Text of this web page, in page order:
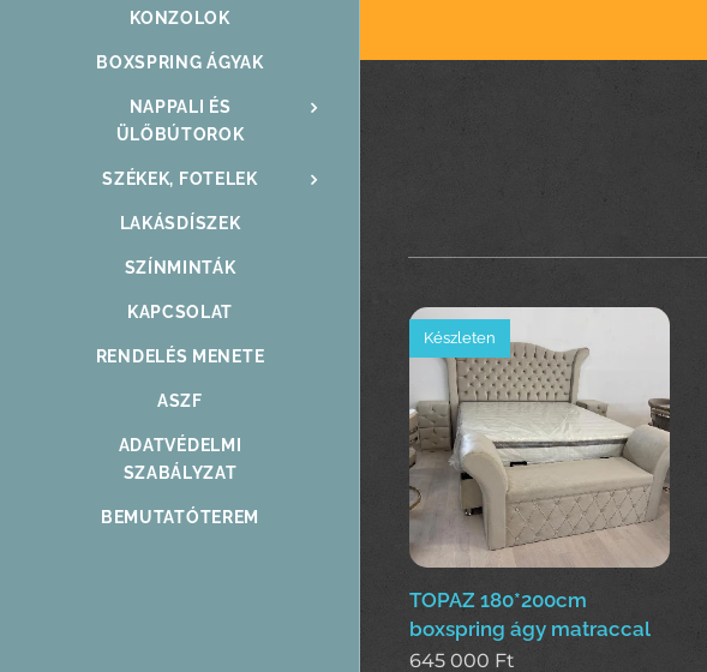
KONZOLOK
BOXSPRING ÁGYAK
NAPPALI ÉS
ÜLŐBÚTOROK
SZÉKEK, FOTELEK
LAKÁSDÍSZEK
SZÍNMINTÁK
KAPCSOLAT
RENDELÉS MENETE
ASZF
ADATVÉDELMI
SZABÁLYZAT
BEMUTATÓTEREM
TOPAZ 180*200cm
boxspring ágy matraccal
Készleten
645 000 Ft